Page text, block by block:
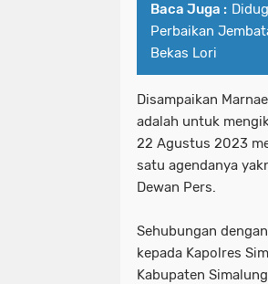
Baca Juga :
Perbaikan
Bekas Lori
Disampaikan
adalah untuk
22 Agustus 2023
satu agendanya
Dewan Pers.
Sehubungan
kepada Kapolres
Kabupaten